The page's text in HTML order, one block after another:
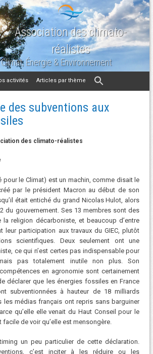
Association des climato-
réalistes
Climat, Énergie & Environnement
activités Articles par thème
des subventions aux
des climato-réalistes
pour le Climat) est un machin, comme disait le
par le président Macron au début de son
était entiché du grand Nicolas Hulot, alors
2 du gouvernement. Ses 13 membres sont des
la religion décarboniste, et beaucoup d’entre
leur participation aux travaux du GIEC, plutôt
scientifiques. Deux seulement ont une
ce qui n’est certes pas indispensable pour
pas totalement inutile non plus. Son
en agronomie sont certainement
déclarer que les énergies fossiles en France
subventionnées à hauteur de 18 milliards
les médias français ont repris sans barguiner
qu’elle elle venait du Haut Conseil pour le
de voir qu’elle est mensongère.
un peu particulier de cette déclaration.
c’est inciter à les réduire ou les